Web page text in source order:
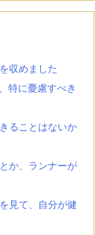
収めました
特に憂慮すべき
ることはないか
か、ランナーが
見て、自分が健